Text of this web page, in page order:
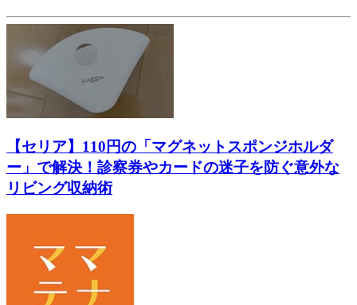
【セリア】110円の「マグネットスポンジホルダ
ー」で解決！診察券やカードの迷子を防ぐ意外な
リビング収納術